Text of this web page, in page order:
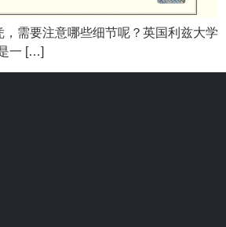
需要注意哪些细节呢？英国利兹大学
一 […]